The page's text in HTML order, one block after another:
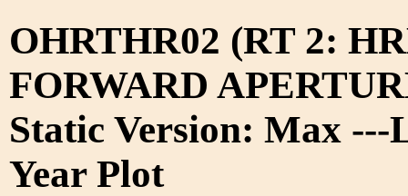
OHRTHR02 (RT 2:
FORWARD
Static Version: Max ---
Year Plot